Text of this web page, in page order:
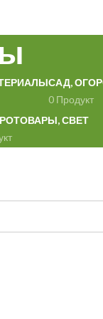
САД,
0 Продукт
СВЕТ